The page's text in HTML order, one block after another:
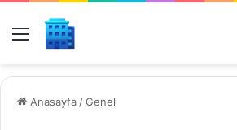
Menü
Anasayfa /Genel